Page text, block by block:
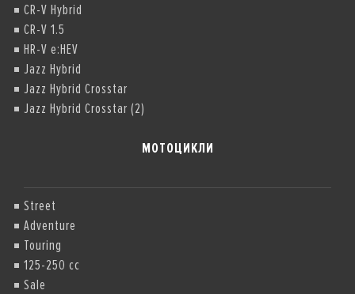
CR-V Hybrid
CR-V 1.5
HR-V e:HEV
Jazz Hybrid
Jazz Hybrid Crosstar
Jazz Hybrid Crosstar (2)
МОТОЦИКЛИ
Street
Adventure
Touring
125-250 cc
Sale